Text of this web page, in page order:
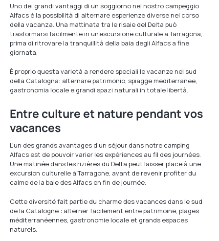
Uno dei grandi vantaggi di un soggiorno nel nostro campeggio
Alfacs è la possibilità di alternare esperienze diverse nel corso
della vacanza. Una mattinata tra le risaie del Delta può
trasformarsi facilmente in un’escursione culturale a Tarragona,
prima di ritrovare la tranquillità della baia degli Alfacs a fine
giornata.
È proprio questa varietà a rendere speciali le vacanze nel sud
della Catalogna: alternare patrimonio, spiagge mediterranee,
gastronomia locale e grandi spazi naturali in totale libertà.
Entre culture et nature pendant vos
vacances
L’un des grands avantages d’un séjour dans notre camping
Alfacs est de pouvoir varier les expériences au fil des journées.
Une matinée dans les rizières du Delta peut laisser place à une
excursion culturelle à Tarragone, avant de revenir profiter du
calme de la baie des Alfacs en fin de journée.
Cette diversité fait partie du charme des vacances dans le sud
de la Catalogne : alterner facilement entre patrimoine, plages
méditerranéennes, gastronomie locale et grands espaces
naturels.